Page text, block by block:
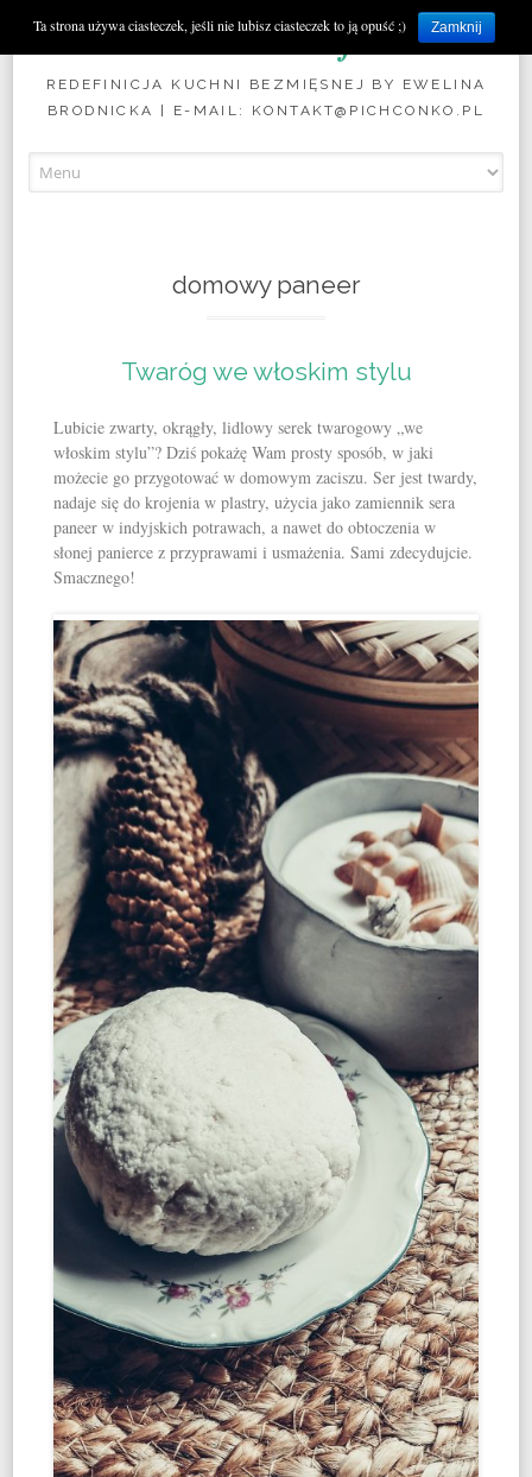
Pichconko.pl
REDEFINICJA KUCHNI BEZMIĘSNEJ BY EWELINA
BRODNICKA | E-MAIL: KONTAKT@PICHCONKO.PL
domowy paneer
Twaróg we włoskim stylu
Lubicie zwarty, okrągły, lidlowy serek twarogowy „we
włoskim stylu”? Dziś pokażę Wam prosty sposób, w jaki
możecie go przygotować w domowym zaciszu. Ser jest twardy,
nadaje się do krojenia w plastry, użycia jako zamiennik sera
paneer w indyjskich potrawach, a nawet do obtoczenia w
słonej panierce z przyprawami i usmażenia. Sami zdecydujcie.
Smacznego!
Ta strona używa ciasteczek, jeśli nie lubisz ciasteczek to ją opuść ;) Zamknij